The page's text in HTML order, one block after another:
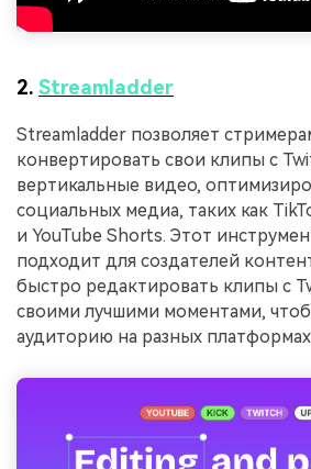
2. Streamladder
Streamladder позволяет
конвертировать свои клипы с
вертикальные видео,
социальных медиа, таких как
и YouTube Shorts. Этот
подходит для создателей
быстро редактировать клипы с
своими лучшими моментами,
аудиторию на разных